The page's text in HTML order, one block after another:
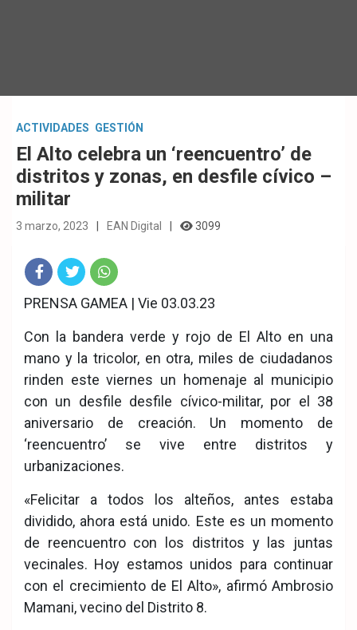
ACTIVIDADES GESTIÓN
El Alto celebra un ‘reencuentro’ de
distritos y zonas, en desfile cívico –
militar
3 marzo, 2023 EAN Digital 3099
Fac
eb
ook
Twit
ter
Wha
tsA
pp
PRENSA GAMEA | Vie 03.03.23
Con la bandera verde y rojo de El Alto en una
mano y la tricolor, en otra, miles de ciudadanos
rinden este viernes un homenaje al municipio
con un desfile desfile cívico-militar, por el 38
aniversario de creación. Un momento de
‘reencuentro’ se vive entre distritos y
urbanizaciones.
«Felicitar a todos los alteños, antes estaba
dividido, ahora está unido. Este es un momento
de reencuentro con los distritos y las juntas
vecinales. Hoy estamos unidos para continuar
con el crecimiento de El Alto», afirmó Ambrosio
Mamani, vecino del Distrito 8.